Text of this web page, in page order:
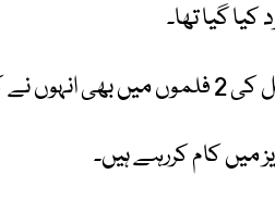
کیا گیا تھا۔
کام کیا۔
میں کام کررہے ہیں۔